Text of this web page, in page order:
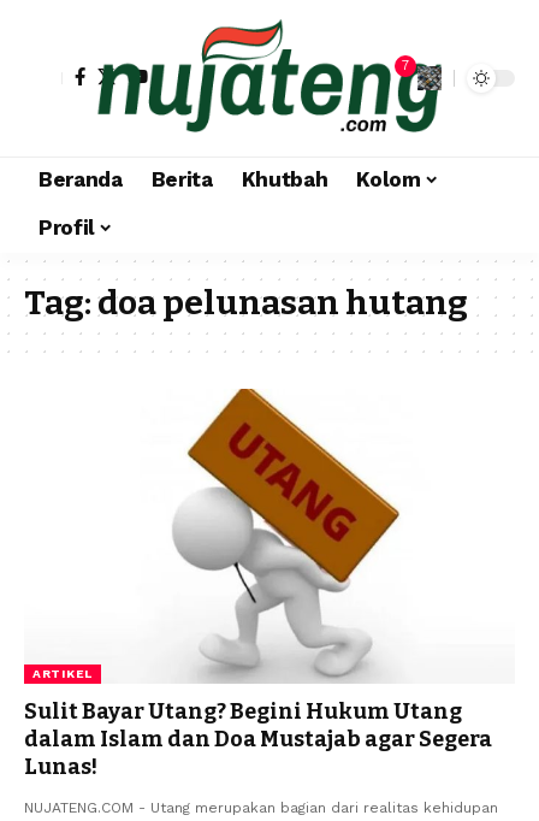
7
Beranda Berita Khutbah
Kolom
Profil
Tag:doa pelunasan hutang
ARTIKEL
Sulit Bayar Utang? Begini Hukum Utang
dalam Islam dan Doa Mustajab agar Segera
Lunas!
NUJATENG.COM - Utang merupakan bagian dari realitas kehidupan